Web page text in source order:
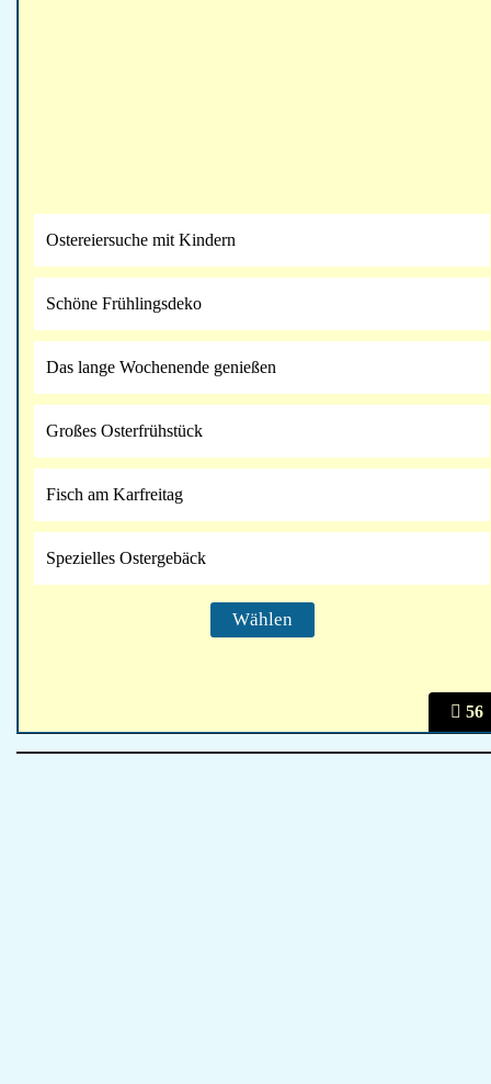
56
Ostereiersuche mit Kindern
Schöne Frühlingsdeko
Das lange Wochenende genießen
Großes Osterfrühstück
Fisch am Karfreitag
Spezielles Ostergebäck